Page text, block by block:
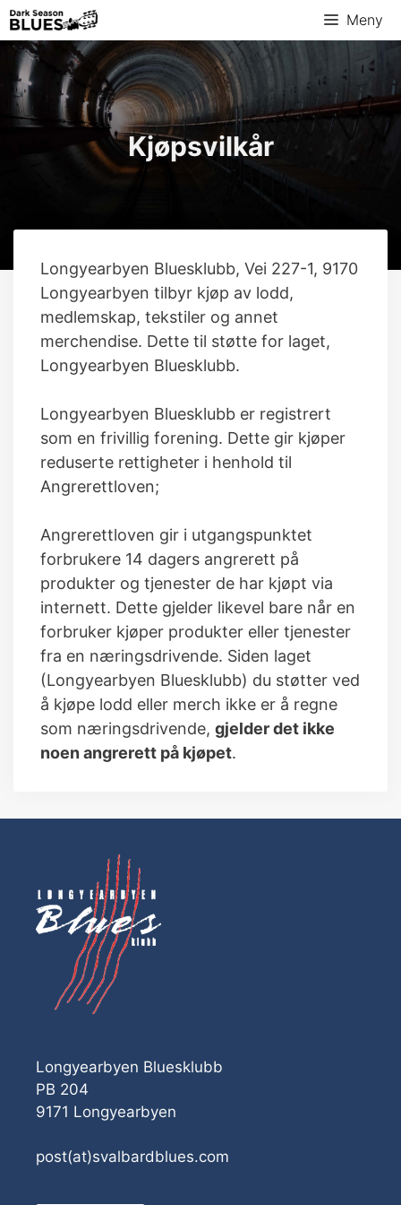
Hopp
til
innhold
Meny
Kjøpsvilkår
Longyearbyen Bluesklubb, Vei 227-1, 9170
Longyearbyen tilbyr kjøp av lodd,
medlemskap, tekstiler og annet
merchendise. Dette til støtte for laget,
Longyearbyen Bluesklubb.
Longyearbyen Bluesklubb er registrert
som en frivillig forening. Dette gir kjøper
reduserte rettigheter i henhold til
Angrerettloven;
Angrerettloven gir i utgangspunktet
forbrukere 14 dagers angrerett på
produkter og tjenester de har kjøpt via
internett. Dette gjelder likevel bare når en
forbruker kjøper produkter eller tjenester
fra en næringsdrivende. Siden laget
(Longyearbyen Bluesklubb) du støtter ved
å kjøpe lodd eller merch ikke er å regne
som næringsdrivende, gjelder det ikke
noen angrerett på kjøpet.
Longyearbyen Bluesklubb
PB 204
9171 Longyearbyen
post(at)svalbardblues.com